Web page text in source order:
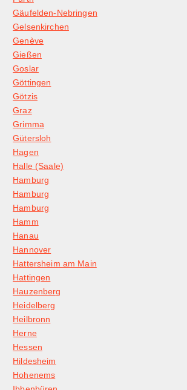
Gäufelden-Nebringen
Gelsenkirchen
Genève
Gießen
Goslar
Göttingen
Götzis
Graz
Grimma
Gütersloh
Hagen
Halle (Saale)
Hamburg
Hamburg
Hamburg
Hamm
Hanau
Hannover
Hattersheim am Main
Hattingen
Hauzenberg
Heidelberg
Heilbronn
Herne
Hessen
Hildesheim
Hohenems